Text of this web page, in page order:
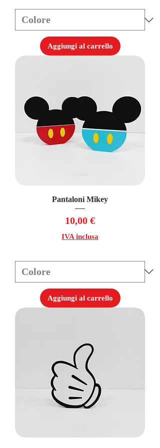
Aggiungi al carrello
Pantaloni Mikey
Prezzo
10,00 €
IVA inclusa
Aggiungi al carrello